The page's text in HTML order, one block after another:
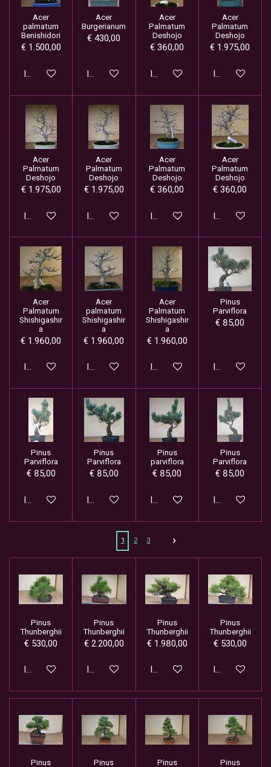
Acer
palmatum
Benishidori
€ 1.500,00
In winkelwagen
Acer
Burgerianum
€ 430,00
In winkelwagen
Acer
Palmatum
Deshojo
€ 360,00
In winkelwagen
Acer
Palmatum
Deshojo
€ 1.975,00
In
Acer
Palmatum
Deshojo
€ 1.975,00
In winkelwagen
Acer
Palmatum
Deshojo
€ 1.975,00
In winkelwagen
Acer
Palmatum
Deshojo
€ 360,00
In winkelwagen
Acer
Palmatum
Deshojo
€ 360,00
In
Acer
Palmatum
Shishigashir
a
€ 1.960,00
In winkelwagen
Acer
palmatum
Shishigashir
a
€ 1.960,00
In winkelwagen
Acer
Palmatum
Shishigashir
a
€ 1.960,00
In winkelwagen
Pinus
Parviflora
€ 85,00
In
Pinus
Parviflora
€ 85,00
In winkelwagen
Pinus
Parviflora
€ 85,00
In winkelwagen
Pinus
parviflora
€ 85,00
In winkelwagen
Pinus
Parviflora
€ 85,00
In
1 2 3
Pinus
Thunberghii
€ 530,00
In winkelwagen
Pinus
Thunberghii
€ 2.200,00
In winkelwagen
Pinus
Thunberghii
€ 1.980,00
In winkelwagen
Pinus
Thunberghii
€ 530,00
In
Pinus
Pinus
Pinus
Pinus